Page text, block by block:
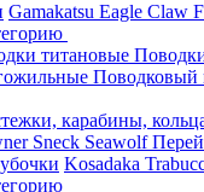
Gamakatsu Eagle Claw
титановые
Поводковый
карабины,
Sneck Seawolf
Kosadaka